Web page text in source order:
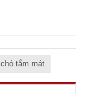
chó tắm mát